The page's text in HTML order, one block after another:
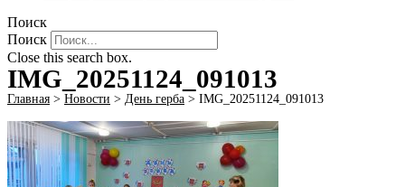
Поиск
Поиск
Close this search box.
IMG_20251124_091013
Главная > Новости > День герба > IMG_20251124_091013